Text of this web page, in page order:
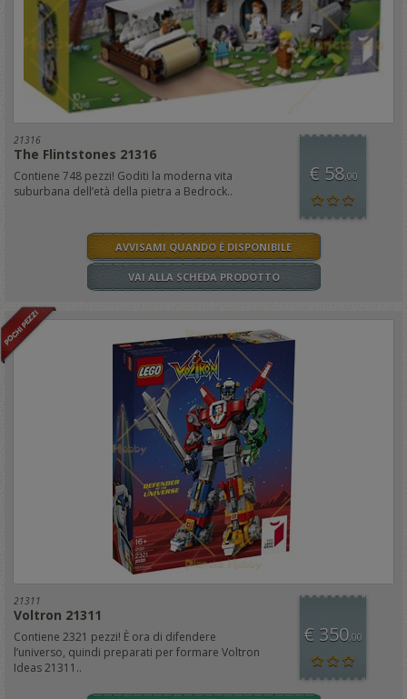
21316
The Flintstones 21316
Contiene 748 pezzi! Goditi la moderna vita
suburbana dell’età della pietra a Bedrock..
€ 58,00
AVVISAMI QUANDO È DISPONIBILE
VAI ALLA SCHEDA PRODOTTO
21311
Voltron 21311
Contiene 2321 pezzi! È ora di difendere
l’universo, quindi preparati per formare Voltron
Ideas 21311..
€ 350,00